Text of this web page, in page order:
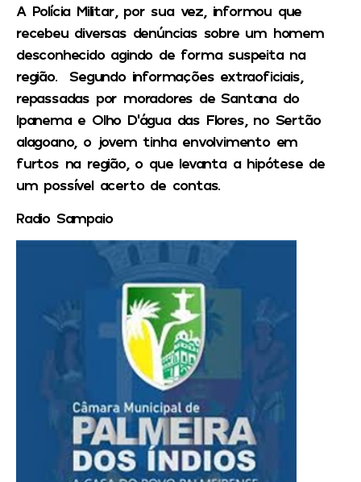
A Polícia Militar, por sua vez, informou que
recebeu diversas denúncias sobre um homem
desconhecido agindo de forma suspeita na
região. Segundo informações extraoficiais,
repassadas por moradores de Santana do
Ipanema e Olho D’água das Flores, no Sertão
alagoano, o jovem tinha envolvimento em
furtos na região, o que levanta a hipótese de
um possível acerto de contas.
Radio Sampaio